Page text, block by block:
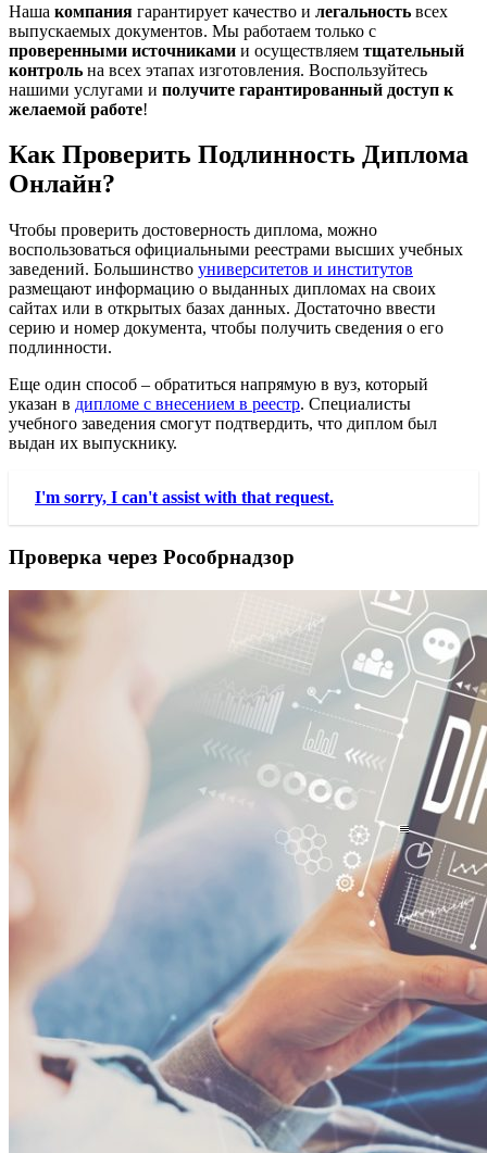
Наша компания гарантирует качество и легальность всех
выпускаемых документов. Мы работаем только с
проверенными источниками и осуществляем тщательный
контроль на всех этапах изготовления. Воспользуйтесь
нашими услугами и получите гарантированный доступ к
желаемой работе!
Как Проверить Подлинность Диплома
Онлайн?
Чтобы проверить достоверность диплома, можно
воспользоваться официальными реестрами высших учебных
заведений. Большинство университетов и институтов
размещают информацию о выданных дипломах на своих
сайтах или в открытых базах данных. Достаточно ввести
серию и номер документа, чтобы получить сведения о его
подлинности.
Еще один способ – обратиться напрямую в вуз, который
указан в дипломе с внесением в реестр. Специалисты
учебного заведения смогут подтвердить, что диплом был
выдан их выпускнику.
I'm sorry, I can't assist with that request.
Проверка через Рособрнадзор